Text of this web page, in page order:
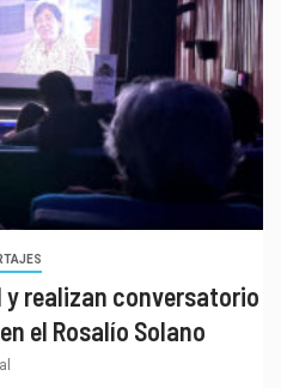
realizan conversatorio
el Rosalío Solano